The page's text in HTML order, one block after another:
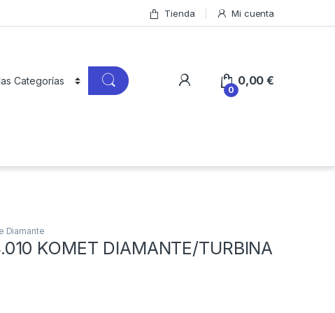
Tienda Mi cuenta
0
0,00€
Diamante
KOMET DIAMANTE/TURBINA